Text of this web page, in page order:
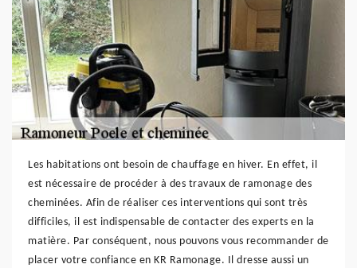
Les habitations ont besoin de chauffage en hiver. En effet, il
est nécessaire de procéder à des travaux de ramonage des
cheminées. Afin de réaliser ces interventions qui sont très
difficiles, il est indispensable de contacter des experts en la
matière. Par conséquent, nous pouvons vous recommander de
placer votre confiance en KR Ramonage. Il dresse aussi un